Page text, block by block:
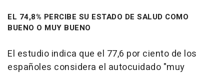
EL 74,8% PERCIBE SU ESTADO DE SALUD COMO
BUENO O MUY BUENO
El estudio indica que el 77,6 por ciento de los
españoles considera el autocuidado "muy